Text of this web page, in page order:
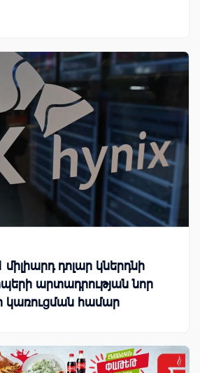
միլիարդ դոլար կներդնի
արտադրության նոր
կառուցման համար